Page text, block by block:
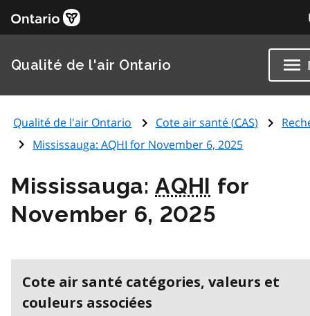
Qualité de l'air Ontario
Qualité de l'air Ontario Cote air santé (CAS)
Mississauga:AQHI for November 6, 2025
Mississauga:AQHI for
November 6, 2025
Cote air santé catégories, valeurs et
couleurs associées